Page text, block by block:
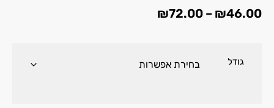
₪46.00
–
₪72.00
גודל